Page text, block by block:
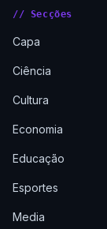
// Secções
Capa
Ciência
Cultura
Economia
Educação
Esportes
Media